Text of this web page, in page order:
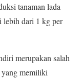
tanaman lada
lebih dari 1 kg per
merupakan salah
memiliki